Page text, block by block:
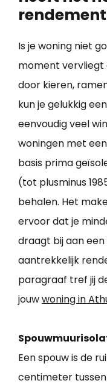
Is je woning niet
moment vervliegt
door kieren,
kun je gelukkig
eenvoudig veel
woningen met
basis prima
(tot plusminus
behalen. Het
ervoor dat je
draagt bij aan
aantrekkelijk
paragraaf tref jij
jouwwoning in
Een spouw is de
centimeter